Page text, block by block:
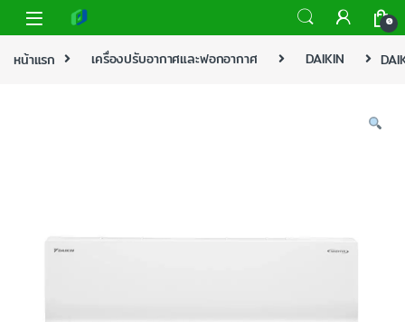
0
หน้าแรก เครื่องปรับอากาศและฟอกอากาศ DAIKIN